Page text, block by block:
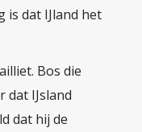
is dat IJland het
Bos die
dat IJsland
dat hij de